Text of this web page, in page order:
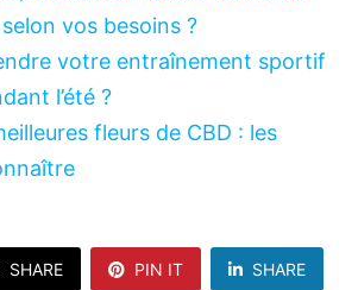
vos besoins ?
votre entraînement sportif
l’été ?
fleurs de CBD : les
SHARE PIN IT SHARE